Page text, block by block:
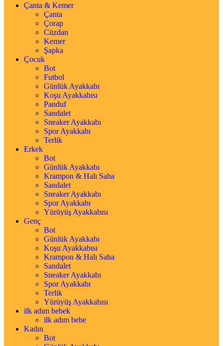
Çanta & Kemer
Çanta
Çorap
Cüzdan
Kemer
Şapka
Çocuk
Bot
Futbol
Günlük Ayakkabı
Koşu Ayakkabısı
Panduf
Sandalet
Sneaker Ayakkabı
Spor Ayakkabı
Terlik
Erkek
Bot
Günlük Ayakkabı
Krampon & Halı Saha
Sandalet
Sneaker Ayakkabı
Spor Ayakkabı
Yürüyüş Ayakkabısı
Genç
Bot
Günlük Ayakkabı
Koşu Ayakkabısı
Krampon & Halı Saha
Sandalet
Sneaker Ayakkabı
Spor Ayakkabı
Terlik
Yürüyüş Ayakkabısı
ilk adım bebek
ilk adım bebe
Kadın
Bot